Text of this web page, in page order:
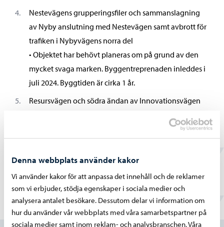
Denna webbplats använder kakor
Vi använder kakor för att anpassa det innehåll och de reklamer
som vi erbjuder, stödja egenskaper i sociala medier och
analysera antalet besökare. Dessutom delar vi information om
hur du använder vår webbplats med våra samarbetspartner på
sociala medier samt inom reklam- och analysbranschen. Våra
Nestevägens grupperingsfiler och sammanslagning
av Nyby anslutning med Nestevägen samt avbrott för
trafiken i Nybyvägens norra del
• Objektet har behövt planeras om på grund av den
mycket svaga marken. Byggentreprenaden inleddes i
juli 2024. Byggtiden är cirka 1 år.
Resursvägen och södra ändan av Innovationsvägen
tillgänglig pdf)
Hittade du vad du sökte?